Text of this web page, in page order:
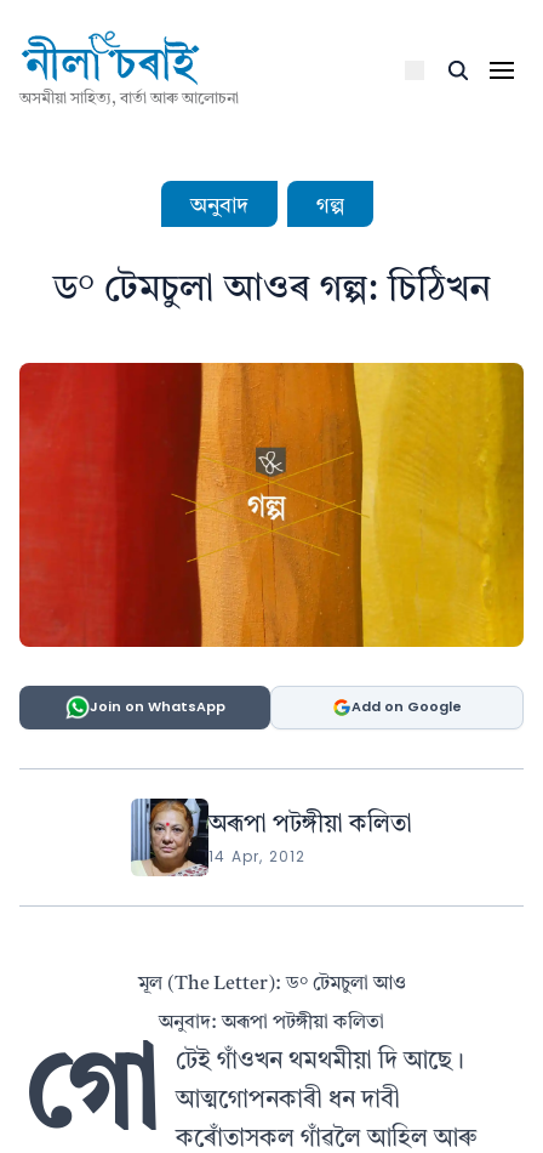
অসমীয়া সাহিত্য, বাৰ্তা আৰু আলোচনা
অনুবাদ গল্প
ড° টেমচুলা আওৰ গল্প: চিঠিখন
Join on WhatsApp Add on Google
অৰূপা পটঙ্গীয়া কলিতা
14 Apr, 2012
মূল (The Letter): ড° টেমচুলা আও
অনুবাদ: অৰূপা পটঙ্গীয়া কলিতা
গো
টেই গাঁওখন থমথমীয়া দি আছে।
আত্মগোপনকাৰী ধন দাবী
কৰোঁতাসকল গাঁৱলৈ আহিল আৰু